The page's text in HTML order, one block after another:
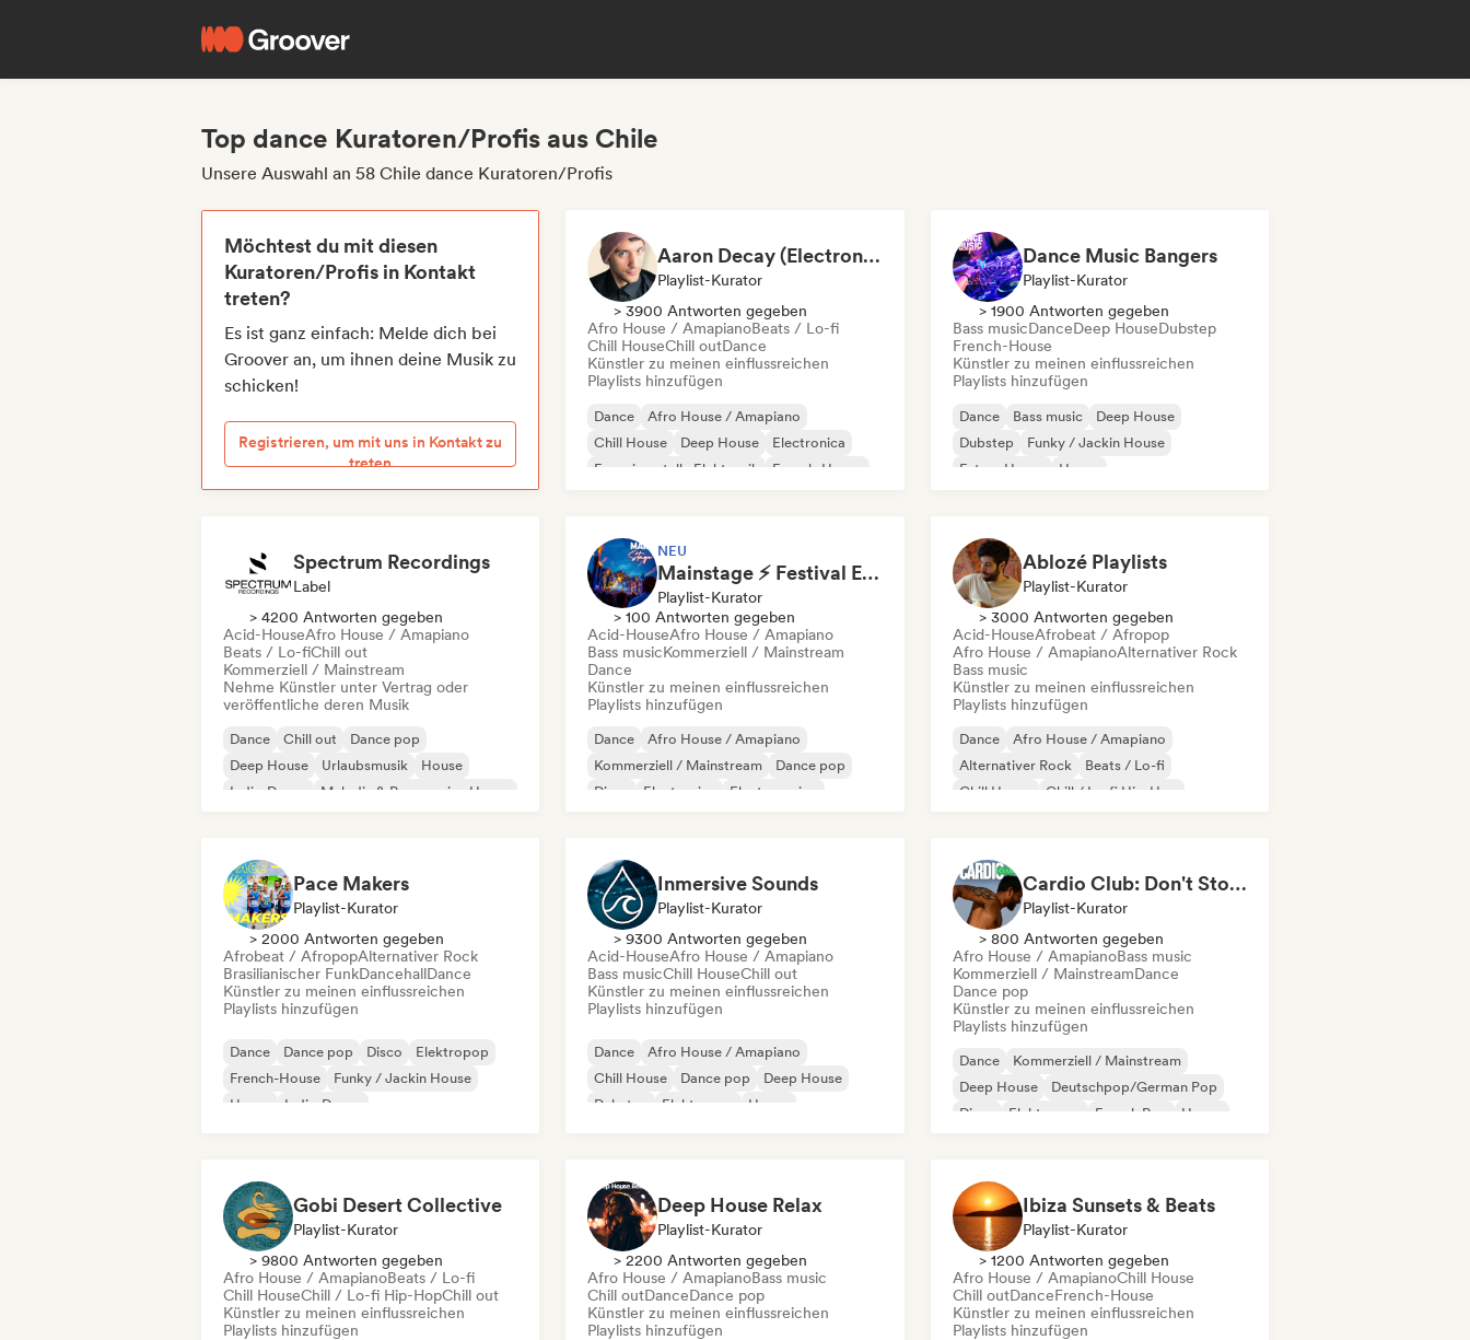
Top dance Kuratoren/Profis aus Chile
Unsere Auswahl an 58 Chile dance Kuratoren/Profis
Möchtest du mit diesen
Kuratoren/Profis in Kontakt
treten?
Es ist ganz einfach: Melde dich bei
Groover an, um ihnen deine Musik zu
schicken!
Registrieren, um mit uns in Kontakt zu
treten
Aaron Decay (Electronic Dream & Chill Electronic Dream playlists)
Playlist-Kurator
> 3900 Antworten gegeben
Afro House / AmapianoBeats / Lo-fi
Chill HouseChill outDance
Künstler zu meinen einflussreichen
Playlists hinzufügen
Dance
Afro House / Amapiano
Chill House
Deep House
Electronica
Experimentelle Elektronik
French-House
Dance Music Bangers
Playlist-Kurator
> 1900 Antworten gegeben
Bass musicDanceDeep HouseDubstep
French-House
Künstler zu meinen einflussreichen
Playlists hinzufügen
Dance Bass music
Deep House
Dubstep
Funky / Jackin House
Future House
House
Spectrum Recordings
Label
> 4200 Antworten gegeben
Acid-HouseAfro House / Amapiano
Beats / Lo-fiChill out
Kommerziell / Mainstream
Nehme Künstler unter Vertrag oder
veröffentliche deren Musik
Dance Chill out
Dance pop
Deep House
Urlaubsmusik
House
Indie-Dance
Melodic & Progressive House
NEU
Mainstage ⚡ Festival EDM, Big Room & House Anthems
Playlist-Kurator
> 100 Antworten gegeben
Acid-HouseAfro House / Amapiano
Bass musicKommerziell / Mainstream
Dance
Künstler zu meinen einflussreichen
Playlists hinzufügen
Dance
Afro House / Amapiano
Kommerziell / Mainstream
Dance pop
Disco
Electronica
Electro swing
Ablozé Playlists
Playlist-Kurator
> 3000 Antworten gegeben
Acid-HouseAfrobeat / Afropop
Afro House / AmapianoAlternativer Rock
Bass music
Künstler zu meinen einflussreichen
Playlists hinzufügen
Dance
Afro House / Amapiano
Alternativer Rock
Beats / Lo-fi
Chill House
Chill / Lo-fi Hip-Hop
Pace Makers
Playlist-Kurator
> 2000 Antworten gegeben
Afrobeat / AfropopAlternativer Rock
Brasilianischer FunkDancehallDance
Künstler zu meinen einflussreichen
Playlists hinzufügen
Dance Dance pop Disco
Elektropop
French-House
Funky / Jackin House
House
Indie-Dance
Inmersive Sounds
Playlist-Kurator
> 9300 Antworten gegeben
Acid-HouseAfro House / Amapiano
Bass musicChill HouseChill out
Künstler zu meinen einflussreichen
Playlists hinzufügen
Dance
Afro House / Amapiano
Chill House
Dance pop
Deep House
Dubstep
Elektropop House
Cardio Club: Don't Stop! 💦
Playlist-Kurator
> 800 Antworten gegeben
Afro House / AmapianoBass music
Kommerziell / MainstreamDance
Dance pop
Künstler zu meinen einflussreichen
Playlists hinzufügen
Dance
Kommerziell / Mainstream
Deep House
Deutschpop/German Pop
Disco
Elektropop French Pop House
Gobi Desert Collective
Playlist-Kurator
> 9800 Antworten gegeben
Afro House / AmapianoBeats / Lo-fi
Chill HouseChill / Lo-fi Hip-HopChill out
Künstler zu meinen einflussreichen
Playlists hinzufügen
Deep House Relax
Playlist-Kurator
> 2200 Antworten gegeben
Afro House / AmapianoBass music
Chill outDanceDance pop
Künstler zu meinen einflussreichen
Playlists hinzufügen
Ibiza Sunsets & Beats
Playlist-Kurator
> 1200 Antworten gegeben
Afro House / AmapianoChill House
Chill outDanceFrench-House
Künstler zu meinen einflussreichen
Playlists hinzufügen